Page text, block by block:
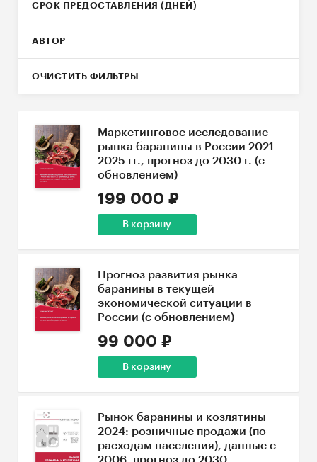
СРОК ПРЕДОСТАВЛЕНИЯ (ДНЕЙ)
АВТОР
ОЧИСТИТЬ ФИЛЬТРЫ
Маркетинговое исследование
рынка баранины в России 2021-
2025 гг., прогноз до 2030 г. (с
обновлением)
199 000 ₽
В корзину
Прогноз развития рынка
баранины в текущей
экономической ситуации в
России (с обновлением)
99 000 ₽
В корзину
Рынок баранины и козлятины
2024: розничные продажи (по
расходам населения), данные с